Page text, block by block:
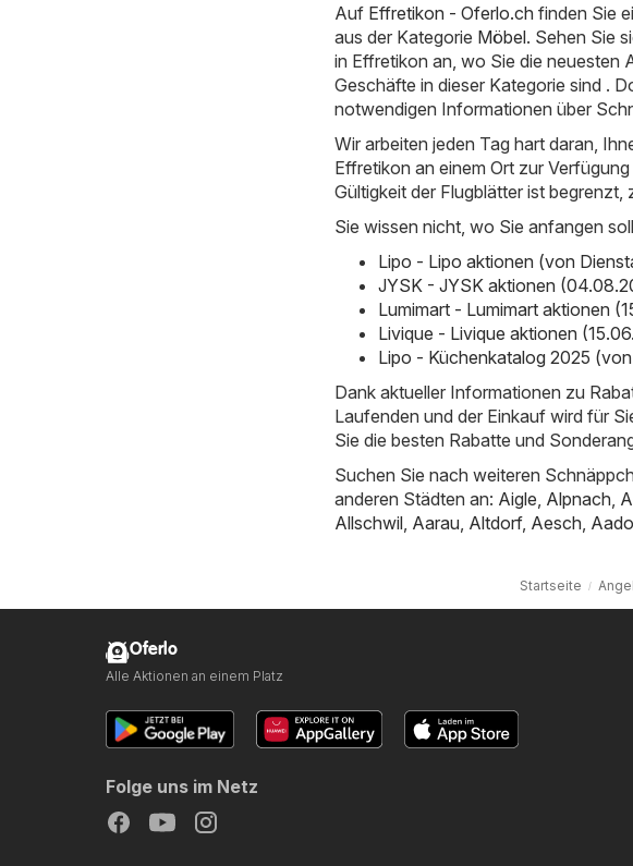
Auf Effretikon - Oferlo.ch finden Sie
aus der Kategorie Möbel. Sehen Sie
in Effretikon an, wo Sie die neuesten
Geschäfte in dieser Kategorie sind .
notwendigen Informationen über
Wir arbeiten jeden Tag hart daran,
Effretikon an einem Ort zur
Gültigkeit der Flugblätter ist
Sie wissen nicht, wo Sie anfangen
Lipo - Lipo aktionen (von
JYSK - JYSK aktionen
Lumimart - Lumimart aktionen
Livique - Livique aktionen
Lipo - Küchenkatalog 2025
Dank aktueller Informationen zu
Laufenden und der Einkauf wird für
Sie die besten Rabatte und
Suchen Sie nach weiteren
anderen Städten an: Aigle Alpnach
Allschwil Aarau Altdorf, Aesch
Startseite
Oferlo
Alle Aktionen an einem Platz
Folge uns im Netz